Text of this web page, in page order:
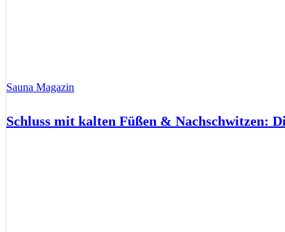
Sauna Magazin
Schluss mit kalten Füßen & Nachschwitzen: